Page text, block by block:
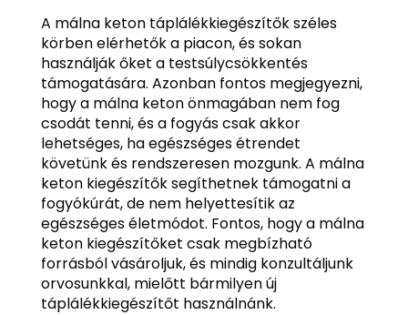
A málna keton táplálékkiegészítők széles
körben elérhetők a piacon, és sokan
használják őket a testsúlycsökkentés
támogatására. Azonban fontos megjegyezni,
hogy a málna keton önmagában nem fog
csodát tenni, és a fogyás csak akkor
lehetséges, ha egészséges étrendet
követünk és rendszeresen mozgunk. A málna
keton kiegészítők segíthetnek támogatni a
fogyókúrát, de nem helyettesítik az
egészséges életmódot. Fontos, hogy a málna
keton kiegészítőket csak megbízható
forrásból vásároljuk, és mindig konzultáljunk
orvosunkkal, mielőtt bármilyen új
táplálékkiegészítőt használnánk.